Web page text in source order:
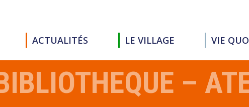
ACTUALITÉS LE VILLAGE VIE
–